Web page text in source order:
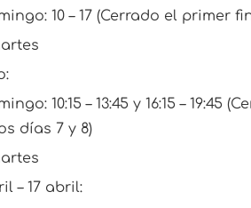
10 – 17 (Cerrado el primer
10:15 – 13:45 y 16:15 –
días 7 y 8)
– 17 abril: